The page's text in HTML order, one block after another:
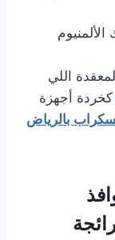
اللي
أجهزة
بالرياض